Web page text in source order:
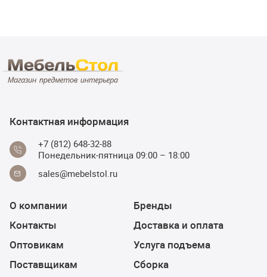
Контактная информация
+7 (812) 648-32-88
Понедельник-пятница 09:00 – 18:00
sales@mebelstol.ru
О компании
Контакты
Оптовикам
Поставщикам
Бренды
Доставка и оплата
Услуга подъема
Сборка